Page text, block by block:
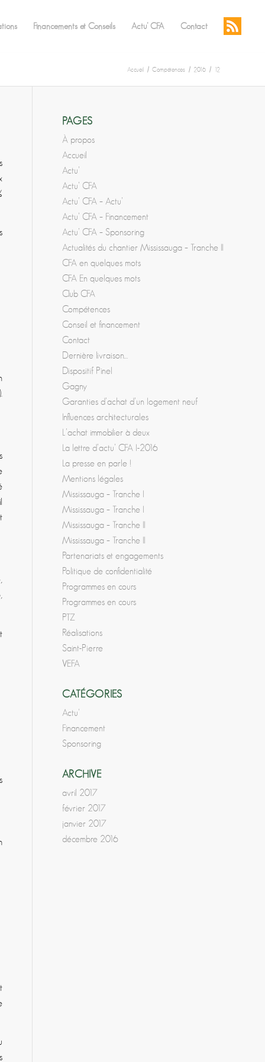
Financements et Conseils Actu’ CFA Contact
Accueil / Compétences / 2016 / 12
PAGES
À propos
Accueil
Actu’
Actu’ CFA
Actu’ CFA – Actu’
Actu’ CFA – Financement
Actu’ CFA – Sponsoring
Actualités du chantier Mississauga – Tranche II
CFA en quelques mots
CFA En quelques mots
Club CFA
Compétences
Conseil et financement
Contact
Dernière livraison…
Dispositif Pinel
Gagny
Garanties d’achat d’un logement neuf
Influences architecturales
L’achat immobilier à deux
La lettre d’actu’ CFA I-2016
La presse en parle !
Mentions légales
Mississauga – Tranche I
Mississauga – Tranche I
Mississauga – Tranche II
Mississauga – Tranche II
Partenariats et engagements
Politique de confidentialité
Programmes en cours
Programmes en cours
PTZ
Réalisations
Saint-Pierre
VEFA
CATÉGORIES
Actu'
Financement
Sponsoring
ARCHIVE
avril 2017
février 2017
janvier 2017
décembre 2016